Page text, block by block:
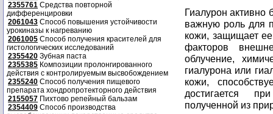
2355761 Средства повторной
дифференцировки
2061043 Способ повышения устойчивости
урокиназы к нагреванию
2061005 Способ получения красителей для
гистологических исследований
2355420 Зубная паста
2355385 Композиции пролонгированного
действия с контролируемым высвобождением
2355240 Способ получения пищевого
препарата хондропротекторного действия
2155057 Пихтово репейный бальзам
2354409 Способ производства
Гиалурон активно
важную роль для
кожи, защищает ее
факторов
облучение,
гиалурона или
кожи,
достигается
полученной из